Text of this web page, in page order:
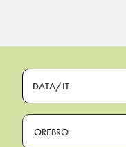
DATA/IT
ÖREBRO